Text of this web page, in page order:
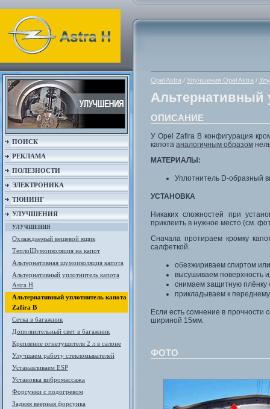
ПОИСК
РЕКЛАМА
ПОЛЕЗНОСТИ
ЭЛЕКТРОНИКА
ТЮНИНГ
УЛУЧШЕНИЯ
УЛУЧШЕНИЯ
Охлаждаемый вещевой ящик
ТеплоШумоизоляция на капот
Альтернативная шумоизоляция капота
Альтернативный уплотнитель капота
Astra H
Альтернативный уплотнитель капота
Zafira B
Сетка в багажник
Дополнительный свет в багажник
Крепление огнетушителя 2 л в салоне
Улучшаем работу стекломывателей
Устанавливаем ESP
Установка вибромассажа
Форсунки с подогревом
Задняя веерная форсунка
Opel Astra / Улучшения Opel Astra /
Альтернативный
ОПИСАНИЕ
У Opel Zafira B конфигурация
капота аналогичным образом
МАТЕРИАЛЫ:
Уплотнитель D-образный
УСТАНОВКА
Никаких сложностей при
приклеить в нужное место (см.
Сначала протираем кромку
салфеткой.
обезжириваем спиртом
высушиваем поверхность
снимаем защитную плёнку
прикладываем к переднему
Если есть сомнение в прочности
шириной 15мм.
ФОТО